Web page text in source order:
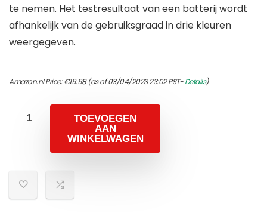
te nemen. Het testresultaat van een batterij wordt
afhankelijk van de gebruiksgraad in drie kleuren
weergegeven.
Amazon.nl Price:€19.98(as of 03/04/2023 23:02 PST-Details)
TOEVOEGEN
AAN
WINKELWAGEN